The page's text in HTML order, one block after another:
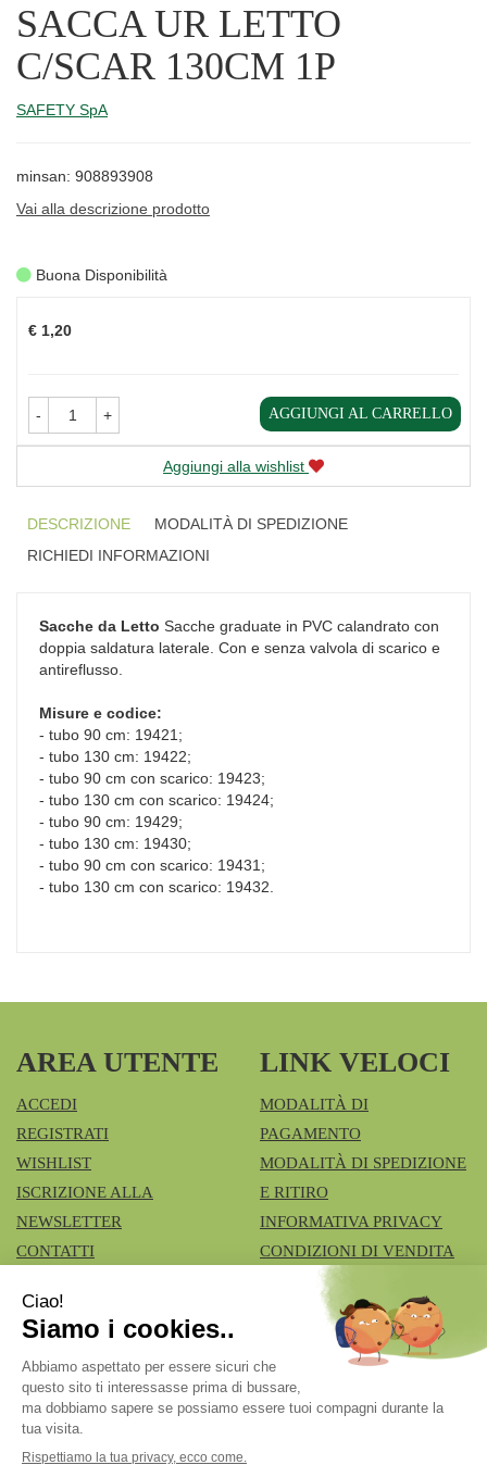
SACCA UR LETTO
C/SCAR 130CM 1P
SAFETY SpA
minsan: 908893908
Vai alla descrizione prodotto
Buona Disponibilità
€ 1,20
- + AGGIUNGI AL CARRELLO
Aggiungi alla wishlist
DESCRIZIONE
MODALITÀ DI SPEDIZIONE
RICHIEDI INFORMAZIONI
Sacche da Letto Sacche graduate in PVC calandrato con
doppia saldatura laterale. Con e senza valvola di scarico e
antireflusso.
Misure e codice:
- tubo 90 cm: 19421;
- tubo 130 cm: 19422;
- tubo 90 cm con scarico: 19423;
- tubo 130 cm con scarico: 19424;
- tubo 90 cm: 19429;
- tubo 130 cm: 19430;
- tubo 90 cm con scarico: 19431;
- tubo 130 cm con scarico: 19432.
AREA UTENTE
ACCEDI
REGISTRATI
WISHLIST
ISCRIZIONE ALLA
NEWSLETTER
CONTATTI
LINK VELOCI
MODALITÀ DI
PAGAMENTO
MODALITÀ DI SPEDIZIONE
E RITIRO
INFORMATIVA PRIVACY
CONDIZIONI DI VENDITA
COOKIE POLICY
Azienda Speciale Farmacie Comunali Vimercatesi
Lualdi, 6 - Ruginello 20871 Vimercate (MB)
fcia.vimercate1@tiscali.it|Tel.: 039668100| P.Iva:
02211980962 | Numero R.E.A.: Rea MB – 1545327